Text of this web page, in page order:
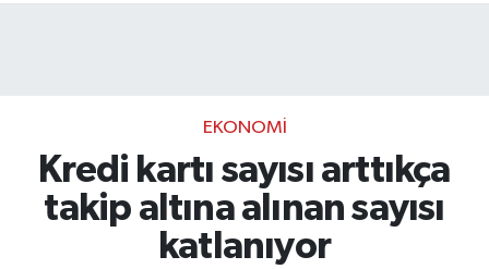
EKONOMİ
Kredi kartı sayısı arttıkça
takip altına alınan sayısı
katlanıyor
Son Dakika Haberleri
Haber Arşivi